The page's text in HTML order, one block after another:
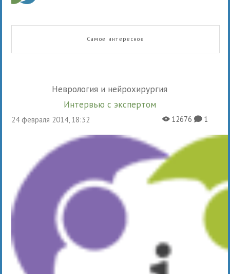
Самое интересное
Неврология и нейрохирургия
Интервью с экспертом
24 февраля 2014, 18:32 X12676K1